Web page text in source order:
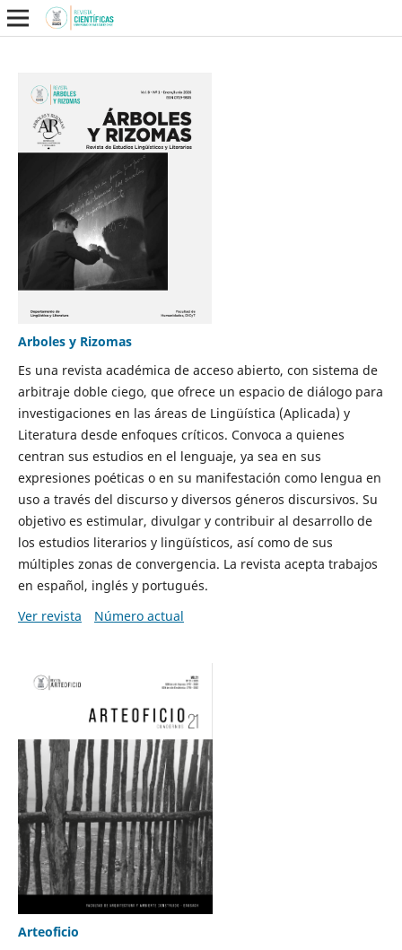
Arboles y Rizomas
Es una revista académica de acceso abierto, con sistema de
arbitraje doble ciego, que ofrece un espacio de diálogo para
investigaciones en las áreas de Lingüística (Aplicada) y
Literatura desde enfoques críticos. Convoca a quienes
centran sus estudios en el lenguaje, ya sea en sus
expresiones poéticas o en su manifestación como lengua en
uso a través del discurso y diversos géneros discursivos. Su
objetivo es estimular, divulgar y contribuir al desarrollo de
los estudios literarios y lingüísticos, así como de sus
múltiples zonas de convergencia. La revista acepta trabajos
en español, inglés y portugués.
Ver revista
Número actual
Arteoficio